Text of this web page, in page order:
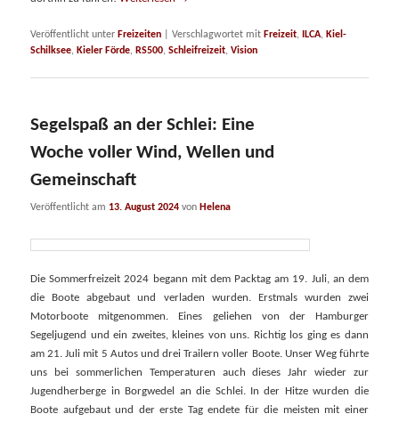
Veröffentlicht unter Freizeiten |Verschlagwortet mit Freizeit, ILCA, Kiel-
Schilksee, Kieler Förde, RS500,Schleifreizeit,Vision
Segelspaß an der Schlei: Eine
Woche voller Wind, Wellen und
Gemeinschaft
Veröffentlicht am 13. August 2024 von Helena
Die Sommerfreizeit 2024 begann mit dem Packtag am 19. Juli, an dem
die Boote abgebaut und verladen wurden. Erstmals wurden zwei
Motorboote mitgenommen. Eines geliehen von der Hamburger
Segeljugend und ein zweites, kleines von uns. Richtig los ging es dann
am 21. Juli mit 5 Autos und drei Trailern voller Boote. Unser Weg führte
uns bei sommerlichen Temperaturen auch dieses Jahr wieder zur
Jugendherberge in Borgwedel an die Schlei. In der Hitze wurden die
Boote aufgebaut und der erste Tag endete für die meisten mit einer